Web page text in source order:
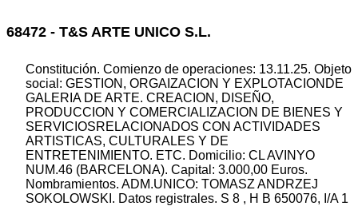
68472 - T&S ARTE UNICO S.L.
Constitución. Comienzo de operaciones: 13.11.25. Objeto
social: GESTION, ORGAIZACION Y EXPLOTACIONDE
GALERIA DE ARTE. CREACION, DISEÑO,
PRODUCCION Y COMERCIALIZACION DE BIENES Y
SERVICIOSRELACIONADOS CON ACTIVIDADES
ARTISTICAS, CULTURALES Y DE
ENTRETENIMIENTO. ETC. Domicilio: CL AVINYO
NUM.46 (BARCELONA). Capital: 3.000,00 Euros.
Nombramientos. ADM.UNICO: TOMASZ ANDRZEJ
SOKOLOWSKI. Datos registrales. S 8 , H B 650076, I/A 1